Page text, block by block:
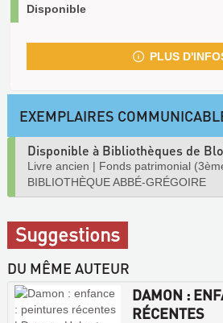
Disponible
PLUS
EXEMPLAIRES
Disponible à Bibliothèques de
Livre ancien | Fonds patrimonial
BIBLIOTHÈQUE ABBÉ-GRÉGOIRE
Suggestions
DU MÊME AUTEUR
DAMON :
RÉCENTES